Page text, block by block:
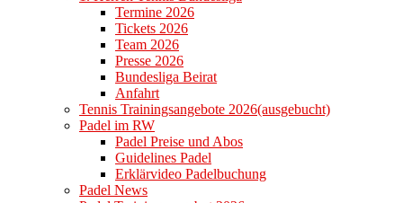
Termine 2026
Tickets 2026
Team 2026
Presse 2026
Bundesliga Beirat
Anfahrt
Tennis Trainingsangebote 2026(ausgebucht)
Padel im RW
Padel Preise und Abos
Guidelines Padel
Erklärvideo Padelbuchung
Padel News